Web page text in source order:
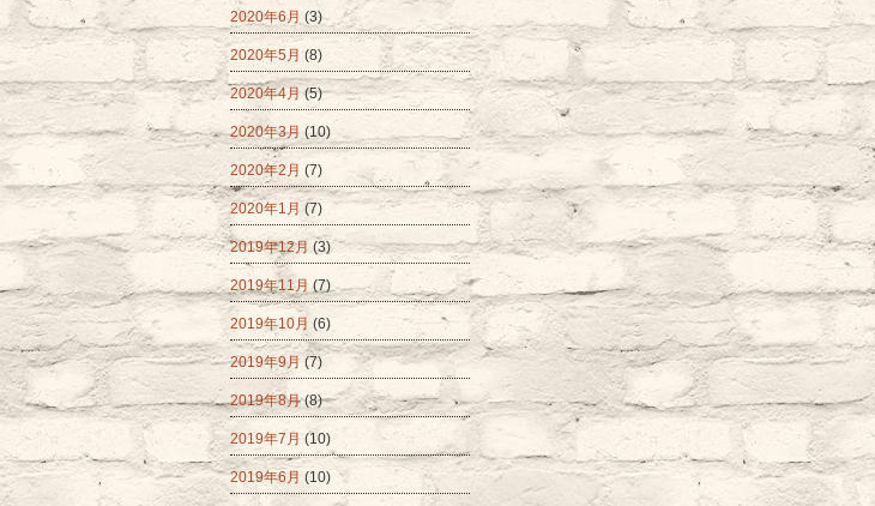
2020年6月 (3)
2020年5月 (8)
2020年4月 (5)
2020年3月 (10)
2020年2月 (7)
2020年1月 (7)
2019年12月 (3)
2019年11月 (7)
2019年10月 (6)
2019年9月 (7)
2019年8月(8)
2019年7月 (10)
2019年6月 (10)